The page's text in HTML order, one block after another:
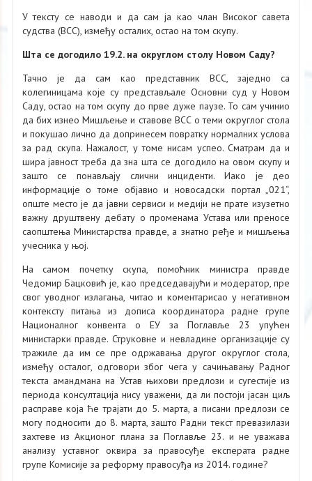
У тексту се наводи и да сам ја као члан Високог савета
судства (ВСС), између осталих, остао на том скупу.
Шта се догодило 19.2. на округлом столу Новом Саду?
Тачно је да сам као представник ВСС, заједно са
колегиницама које су представљале Основни суд у Новом
Саду, остао на том скупу до прве дуже паузе. То сам учинио
да бих изнео Мишљење и ставове ВСС о теми округлог стола
и покушао лично да допринесем повратку нормалних услова
за рад скупа. Нажалост, у томе нисам успео. Сматрам да и
шира јавност треба да зна шта се догодило на овом скупу и
зашто се понaвљају слични инциденти. Иако је део
информације о томе објавио и новосадски портал „021“,
опште место је да јавни сервиси и медији не прате изузетно
важну друштвену дебату о променама Устава или преносе
саопштења Министарства правде, а знатно ређе и мишљења
учесника у њој.
На самом почетку скупа, помоћник министра правде
Чедомир Бацковић је, као председавајући и модератор, пре
свог уводног излагања, читао и коментарисао у негативном
контексту питања из дописа координатора радне групе
Националног конвента о ЕУ за Поглавље 23 упућен
министарки правде. Струковне и невладине организације су
тражиле да им се пре одржавања другог округлог стола,
између осталог, одговори због чега у сачињавању Радног
текста амандмана на Устав њихови предлози и сугестије из
периода консултација нису уважени, да ли постоји јасан циљ
расправе која ће трајати до 5. марта, а писани предлози се
могу подносити до 8. марта, зашто Радни текст превазилази
захтеве из Акционог плана за Поглавље 23. и не уважава
анализу уставног оквира за правосуђе експерата радне
групе Комисије за реформу правосуђа из 2014. године?